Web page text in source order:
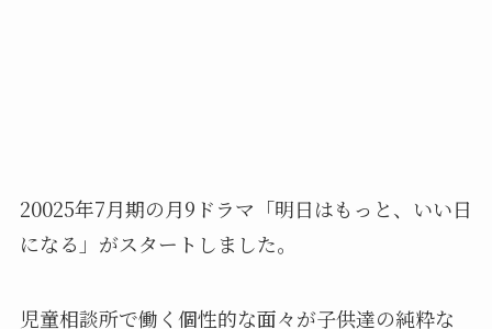
20025年7月期の月9ドラマ「明日はもっと、いい日
になる」がスタートしました。
児童相談所で働く個性的な面々が子供達の純粋な